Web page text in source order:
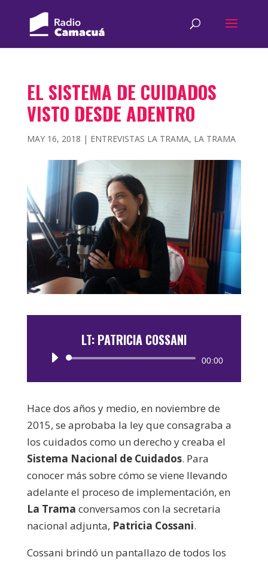
EL SISTEMA DE CUIDADOS
VISTO DESDE ADENTRO
MAY 16, 2018 | ENTREVISTAS LA TRAMA, LA TRAMA
LT: PATRICIA COSSANI
Reproductor
00:00
Hace dos años y medio, en noviembre de
2015, se aprobaba la ley que consagraba a
los cuidados como un derecho y creaba el
Sistema Nacional de Cuidados. Para
conocer más sobre cómo se viene llevando
adelante el proceso de implementación, en
La Trama conversamos con la secretaria
nacional adjunta, Patricia Cossani.
Cossani brindó un pantallazo de todos los